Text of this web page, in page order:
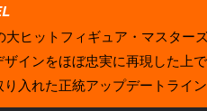
ヒットフィギュア・マスター
インをほぼ忠実に再現した上
入れた正統アップデートライン